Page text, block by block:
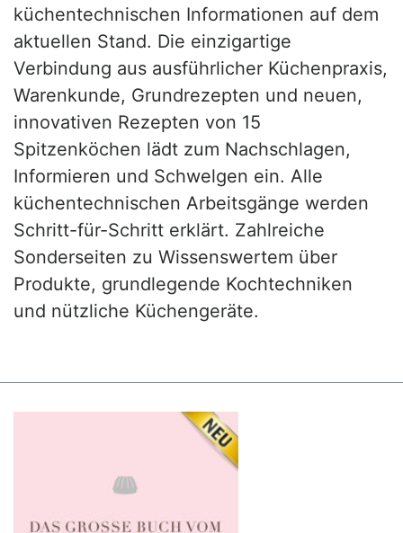
küchentechnischen Informationen auf dem
aktuellen Stand. Die einzigartige
Verbindung aus ausführlicher Küchenpraxis,
Warenkunde, Grundrezepten und neuen,
innovativen Rezepten von 15
Spitzenköchen lädt zum Nachschlagen,
Informieren und Schwelgen ein. Alle
küchentechnischen Arbeitsgänge werden
Schritt-für-Schritt erklärt. Zahlreiche
Sonderseiten zu Wissenswertem über
Produkte, grundlegende Kochtechniken
und nützliche Küchengeräte.